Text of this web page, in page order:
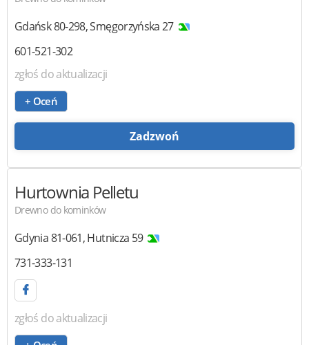
Gdańsk80-298,Smęgorzyńska 27
601-521-302
zgłoś do aktualizacji
+ Oceń
Zadzwoń
Hurtownia Pelletu
Drewno do kominków
Gdynia81-061,Hutnicza 59
731-333-131
zgłoś do aktualizacji